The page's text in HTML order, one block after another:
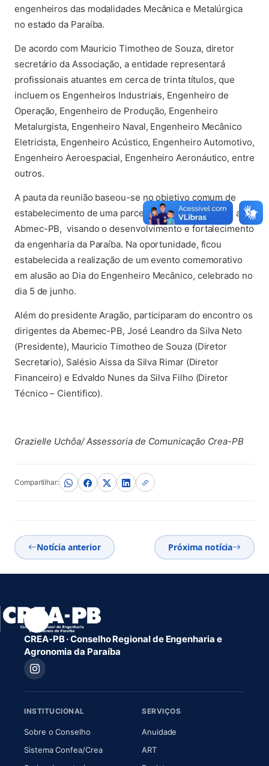
engenheiros das modalidades Mecânica e Metalúrgica
no estado da Paraíba.
De acordo com Mauricio Timotheo de Souza, diretor
secretário da Associação, a entidade representará
profissionais atuantes em cerca de trinta títulos, que
incluem os Engenheiros Industriais, Engenheiro de
Operação, Engenheiro de Produção, Engenheiro
Metalurgista, Engenheiro Naval, Engenheiro Mecânico
Eletricista, Engenheiro Acústico, Engenheiro Automotivo,
Engenheiro Aeroespacial, Engenheiro Aeronáutico, entre
outros.
A pauta da reunião baseou-se no objetivo comum de
estabelecimento de uma parceria entre o Crea-PB e a
Abmec-PB, visando o desenvolvimento e fortalecimento
da engenharia da Paraíba. Na oportunidade, ficou
estabelecida a realização de um evento comemorativo
em alusão ao Dia do Engenheiro Mecânico, celebrado no
dia 5 de junho.
Além do presidente Aragão, participaram do encontro os
dirigentes da Abemec-PB, José Leandro da Silva Neto
(Presidente), Mauricio Timotheo de Souza (Diretor
Secretario), Salésio Aissa da Silva Rimar (Diretor
Financeiro) e Edvaldo Nunes da Silva Filho (Diretor
Técnico – Cientifico).
Grazielle Uchôa/ Assessoria de Comunicação Crea-PB
Compartilhar:
Notícia anterior Próxima notícia
CREA-PB · Conselho Regional de Engenharia e
Agronomia da Paraíba
INSTITUCIONAL
Sobre o Conselho(abre em nova aba)
Sistema Confea/Crea(abre em nova aba)
SERVIÇOS
Anuidade
ART(abre em nova aba)